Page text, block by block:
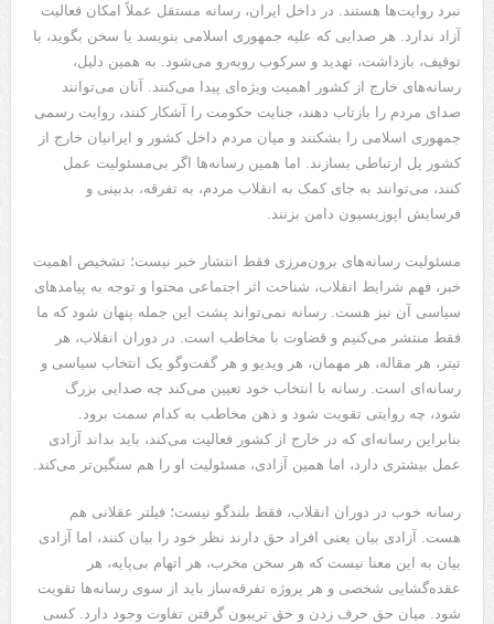
نبرد روایت‌ها هستند. در داخل ایران، رسانه مستقل عملاً امکان فعالیت
آزاد ندارد. هر صدایی که علیه جمهوری اسلامی بنویسد یا سخن بگوید، با
توقیف، بازداشت، تهدید و سرکوب روبه‌رو می‌شود. به همین دلیل،
رسانه‌های خارج از کشور اهمیت ویژه‌ای پیدا می‌کنند. آنان می‌توانند
صدای مردم را بازتاب دهند، جنایت حکومت را آشکار کنند، روایت رسمی
جمهوری اسلامی را بشکنند و میان مردم داخل کشور و ایرانیان خارج از
کشور پل ارتباطی بسازند. اما همین رسانه‌ها اگر بی‌مسئولیت عمل
کنند، می‌توانند به جای کمک به انقلاب مردم، به تفرقه، بدبینی و
فرسایش اپوزیسیون دامن بزنند.
مسئولیت رسانه‌های برون‌مرزی فقط انتشار خبر نیست؛ تشخیص اهمیت
خبر، فهم شرایط انقلاب، شناخت اثر اجتماعی محتوا و توجه به پیامدهای
سیاسی آن نیز هست. رسانه نمی‌تواند پشت این جمله پنهان شود که ما
فقط منتشر می‌کنیم و قضاوت با مخاطب است. در دوران انقلاب، هر
تیتر، هر مقاله، هر مهمان، هر ویدیو و هر گفت‌وگو یک انتخاب سیاسی و
رسانه‌ای است. رسانه با انتخاب خود تعیین می‌کند چه صدایی بزرگ
شود، چه روایتی تقویت شود و ذهن مخاطب به کدام سمت برود.
بنابراین رسانه‌ای که در خارج از کشور فعالیت می‌کند، باید بداند آزادی
عمل بیشتری دارد، اما همین آزادی، مسئولیت او را هم سنگین‌تر می‌کند.
رسانه خوب در دوران انقلاب، فقط بلندگو نیست؛ فیلتر عقلانی هم
هست. آزادی بیان یعنی افراد حق دارند نظر خود را بیان کنند، اما آزادی
بیان به این معنا نیست که هر سخن مخرب، هر اتهام بی‌پایه، هر
عقده‌گشایی شخصی و هر پروژه تفرقه‌ساز باید از سوی رسانه‌ها تقویت
شود. میان حق حرف زدن و حق تریبون گرفتن تفاوت وجود دارد. کسی